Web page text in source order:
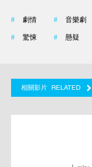
# 劇情 # 音樂劇
# 驚悚 # 懸疑
相關影片 RELATED